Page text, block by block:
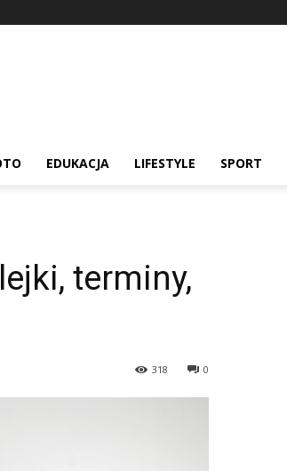
EDUKACJA LIFESTYLE SPORT
terminy,
0
318